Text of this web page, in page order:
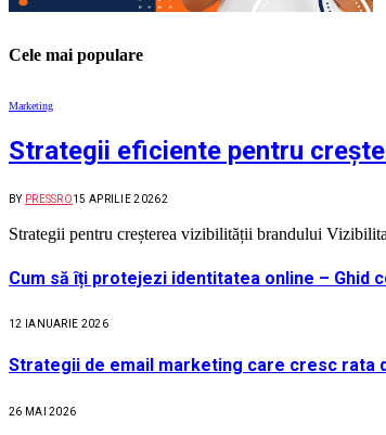
Cele mai populare
Marketing
Strategii eficiente pentru
BY PRESSRO15 APRILIE 20262
Strategii pentru creșterea vizibilității brandului
Cum să îți protejezi identitatea online – Ghid
12 IANUARIE 2026
Strategii de email marketing care cresc rata
26 MAI 2026